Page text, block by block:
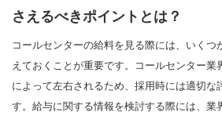
さえるべきポイントとは？
コールセンターの給料を見る際には、いくつ
えておくことが重要です。コールセンター業
によって左右されるため、採用時には適切な
す。給与に関する情報を検討する際には、